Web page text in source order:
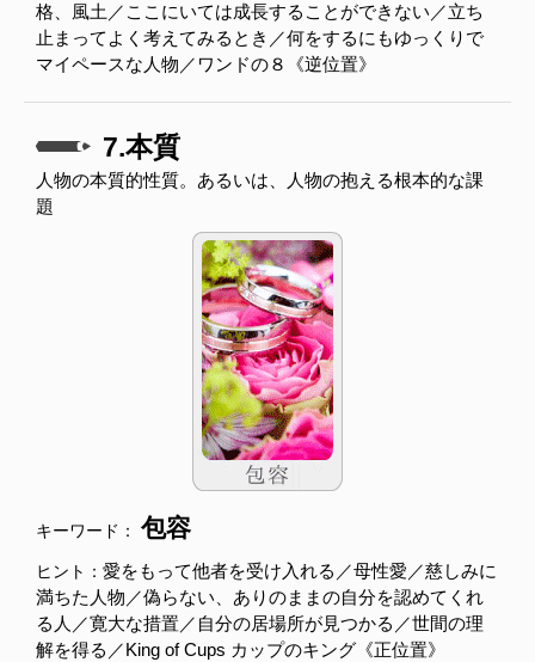
格、風土／ここにいては成長することができない／立ち
止まってよく考えてみるとき／何をするにもゆっくりで
マイペースな人物／ワンドの８《逆位置》
7.本質
人物の本質的性質。あるいは、人物の抱える根本的な課
題
キーワード： 包容
ヒント： 愛をもって他者を受け入れる／母性愛／慈しみに
満ちた人物／偽らない、ありのままの自分を認めてくれ
る人／寛大な措置／自分の居場所が見つかる／世間の理
解を得る／King of Cups カップのキング《正位置》